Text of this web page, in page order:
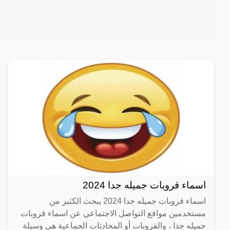
اسماء قروبات جميله جدا 2024
اسماء قروبات جميله جدا 2024 يبحث الكثير من
مستخدمين مواقع التواصل الاجتماعي عن اسماء قروبات
جميله جدا ، والقروبات أو المحادثات الجماعية هي وسيلة